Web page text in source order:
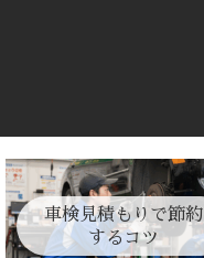
車検見積もりで節約
するコツ